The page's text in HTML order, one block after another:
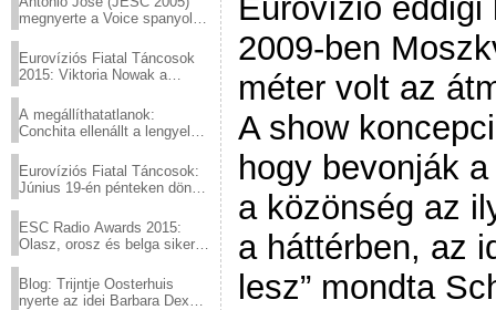
megnyerte a Voice spanyol
Eurovíziós Fiatal Táncosok
2015: Viktoria Nowak a
A megállíthatatlanok:
Conchita ellenállt a lengyel
Eurovíziós Fiatal Táncosok:
Június 19-én pénteken döntő
ESC Radio Awards 2015:
Olasz, orosz és belga siker,
Blog: Trijntje Oosterhuis
nyerte az idei Barbara Dex
Eurovízió eddigi
2009-ben
méter volt az
A show
hogy bevonják
a közönség az
a háttérben, az
lesz” mondta